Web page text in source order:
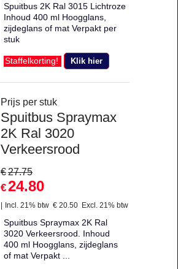
Spuitbus 2K Ral 3015 Lichtroze
Inhoud 400 ml Hoogglans,
zijdeglans of mat Verpakt per
stuk
Staffelkorting! Klik hier
Prijs per stuk
Spuitbus Spraymax
2K Ral 3020
Verkeersrood
€27.75
€24.80
Incl. 21% btw € 20.50 Excl. 21% btw
Spuitbus Spraymax 2K Ral
3020 Verkeersrood. Inhoud
400 ml Hoogglans, zijdeglans
of mat Verpakt ...